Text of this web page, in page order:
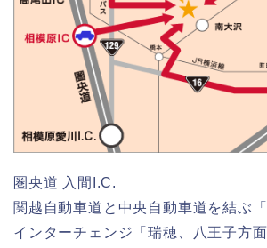
圏央道 入間I.C.
関越自動車道と中央自動車道を結ぶ
インターチェンジ「瑞穂、八王子方